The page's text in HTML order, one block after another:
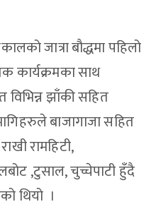
जात्रा बौद्धमा पहिलो
कार्यक्रमका साथ
विभिन्न झाँकी सहित
बाजागाजा सहित
रामहिटी,
,टुसाल, चुच्चेपाटी हुँदै
थियो ।